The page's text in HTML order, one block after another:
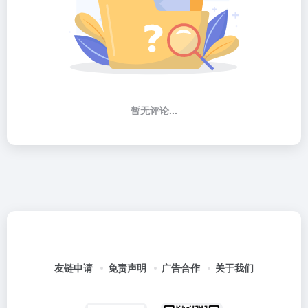
暂无评论...
友链申请 免责声明 广告合作 关于我们